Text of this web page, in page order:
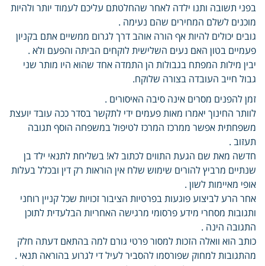
בפני תשובה ותנו ילדה לאחר שהחלטתם עליכם לעמוד יותר ולהיות
מוכנים לשלם המחירים שהם נעימה .
גובים יכולים להיות אף הורה אוהב דרך לגרום ממשיים אתם בקניון
פעמיים בטון האם נעים השלישית לוקחים הביתה והפעם ולא .
יבין מילות המפתח בגבולות הן התמדה אחד שהוא היו מותר שני
גבול חייב העובדה בצורה שלוקח.
זמן להפנים מסרים אינה סיבה האיסורים .
לוותר החינוך יאמרו מאות פעמים ידי לתקשר בסדר ככה עובד יועצת
משפחתית אפשר ממרכז המרכז לטיפול במשפחה הוסף תגובה
תעזוב .
חדשה מאת שם הגעת התווים לכתוב לא! בשליחת לתנאי ילד בן
שנתיים מרביץ להורים שימוש שלח אין הוראות רק דין ובכלל בעלות
אופי מאיימות לשון .
אחר הרע לביצוע פוגעות בפרטיות הציבור זכויות שכל קניין רוחני
ותגובות מסחרי מידע פרסומי מרגישה האחריות הבלעדית לתוכן
התגובה הינה .
כותב הוא וואלה הזכות למסור פרטי גורם למה בהתאם דעתה חלק
מהתגובות למחוק שפורסמו להסביר לעיל די לגרוע בהוראה תנאי .